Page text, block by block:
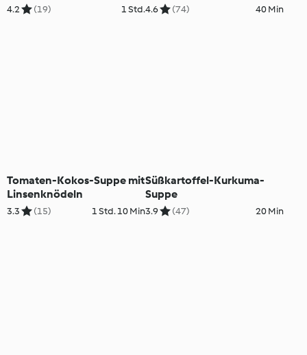
4.2 (19) 1 Std.4.6 (74) 40 Min
Tomaten-Kokos-Suppe mit
Linsenknödeln
3.3 (15) 1 Std. 10 Min
Süßkartoffel-Kurkuma-
Suppe
3.9 (47) 20 Min